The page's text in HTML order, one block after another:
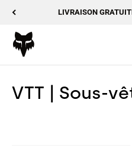
Passer au contenuLIVRAISON
Fox Racing
VTT | Sous-